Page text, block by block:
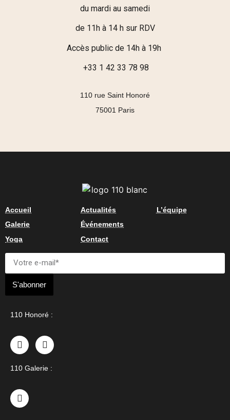
du mardi au samedi
de 11h à 14 h sur RDV
Accès public de 14h à 19h
+33 1 42 33 78 98
110 rue Saint Honoré
75001 Paris
Accueil
Galerie
Yoga
Actualités
Événements
Contact
L’équipe
S'abonner
110 Honoré :
110 Galerie :